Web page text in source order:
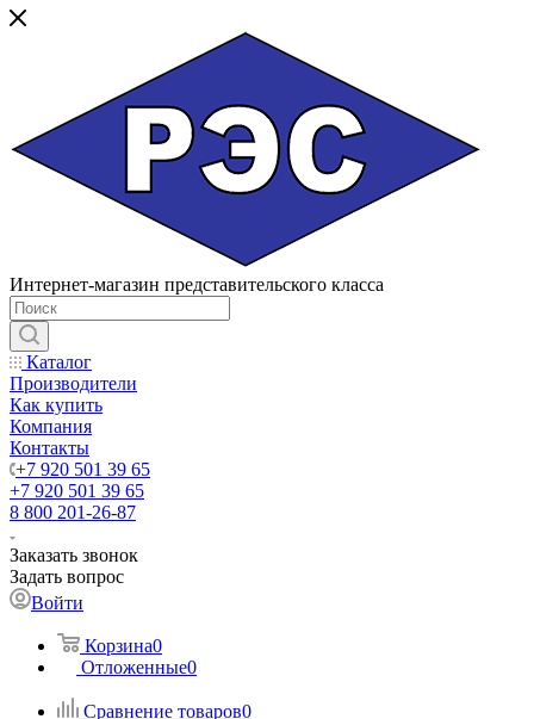
Интернет-магазин представительского класса
Каталог
Производители
Как купить
Компания
Контакты
+7 920 501 39 65
+7 920 501 39 65
8 800 201-26-87
Заказать звонок
Задать вопрос
Войти
Корзина0
Отложенные0
Сравнение товаров0